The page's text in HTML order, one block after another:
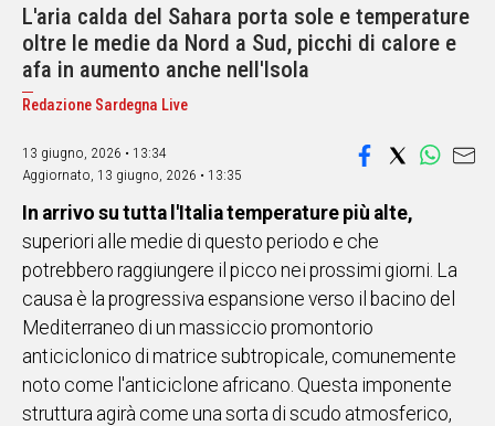
GALLURA
OGLIASTRA
MEDIO
CAMPIDANO
ALTRE
NOTIZIE
POLITICA
IN
ITALIA
NEL
MONDO
SPORT
EVENTI
STORIE
L'aria calda del Sahara porta sole e temperature
oltre le medie da Nord a Sud, picchi di calore e
afa in aumento anche nell'Isola
Redazione Sardegna Live
13 giugno, 2026 • 13:34
Aggiornato, 13 giugno, 2026 • 13:35
In arrivo su tutta l'Italia temperature più alte,
superiori alle medie di questo periodo e che
potrebbero raggiungere il picco nei prossimi giorni. La
causa è la progressiva espansione verso il bacino del
Mediterraneo di un massiccio promontorio
anticiclonico di matrice subtropicale, comunemente
noto come l'anticiclone africano. Questa imponente
struttura agirà come una sorta di scudo atmosferico,